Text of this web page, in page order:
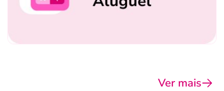
Ver mais